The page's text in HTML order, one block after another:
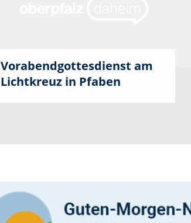
Vorabendgottesdienst am
Lichtkreuz in Pfaben